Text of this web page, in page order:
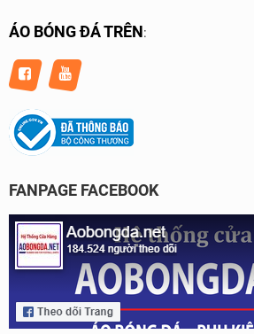
ÁO BÓNG ĐÁ TRÊN:
FANPAGE FACEBOOK